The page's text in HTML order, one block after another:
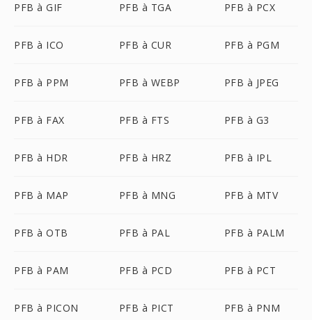
PFB à GIF PFB à TGA PFB à PCX
PFB à ICO PFB à CUR PFB à PGM
PFB à PPM PFB à WEBP PFB à JPEG
PFB à FAX PFB à FTS PFB à G3
PFB à HDR PFB à HRZ PFB à IPL
PFB à MAP PFB à MNG PFB à MTV
PFB à OTB PFB à PAL PFB à PALM
PFB à PAM PFB à PCD PFB à PCT
PFB à PICON PFB à PICT PFB à PNM